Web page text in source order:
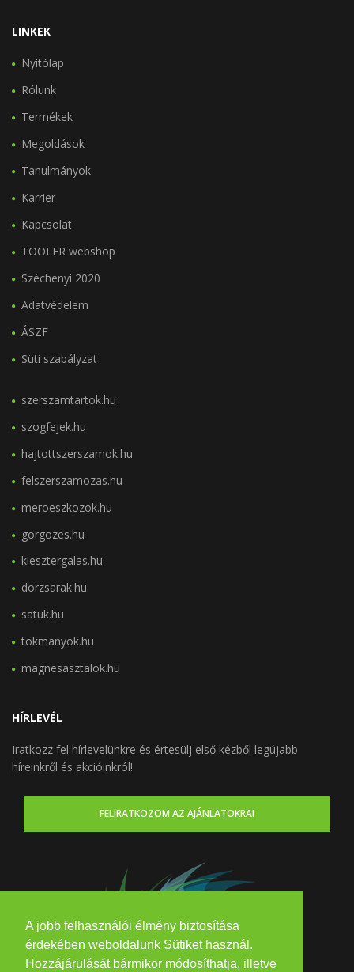
A jobb felhasználói élmény biztosítása
érdekében weboldalunk Sütiket használ.
Hozzájárulását bármikor módosíthatja, illetve
LINKEK
Nyitólap
Rólunk
Termékek
Megoldások
Tanulmányok
Karrier
Kapcsolat
TOOLER webshop
Széchenyi 2020
Adatvédelem
ÁSZF
Süti szabályzat
szerszamtartok.hu
szogfejek.hu
hajtottszerszamok.hu
felszerszamozas.hu
meroeszkozok.hu
gorgozes.hu
kiesztergalas.hu
dorzsarak.hu
satuk.hu
tokmanyok.hu
magnesasztalok.hu
HÍRLEVÉL
Iratkozz fel hírlevelünkre és értesülj első kézből legújabb
híreinkről és akcióinkról!
FELIRATKOZOM AZ AJÁNLATOKRA!